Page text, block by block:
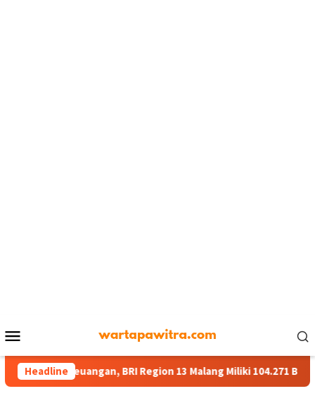
Mobile
Headline
Keuangan, BRI Region 13 Malang Miliki 104.271 BRILink